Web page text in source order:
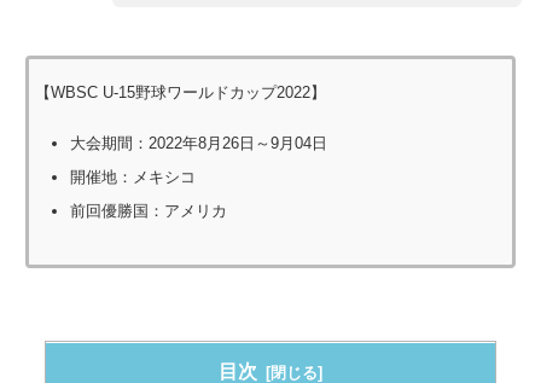
【WBSC U-15野球ワールドカップ2022】
大会期間：2022年8月26日～9月04日
開催地：メキシコ
前回優勝国：アメリカ
目次